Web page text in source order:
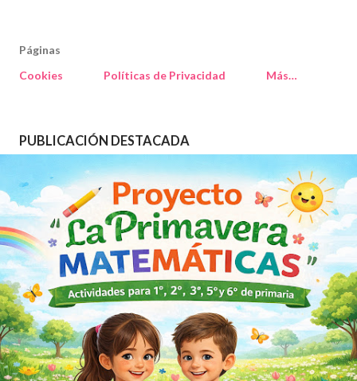
Páginas
Cookies
Políticas de Privacidad Más…
PUBLICACIÓN DESTACADA